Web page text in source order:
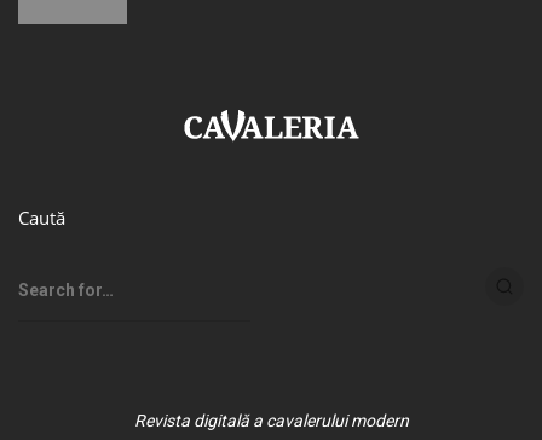
Caută
Revista digitală a cavalerului modern